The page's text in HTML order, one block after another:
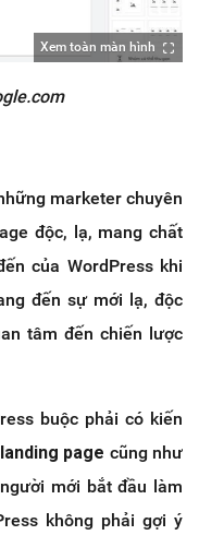
Xem toàn màn hình
marketer chuyên
độc, lạ, mang chất
của WordPress khi
đến sự mới lạ, độc
tâm đến chiến lược
buộc phải có kiến
page cũng như
mới bắt đầu làm
không phải gợi ý